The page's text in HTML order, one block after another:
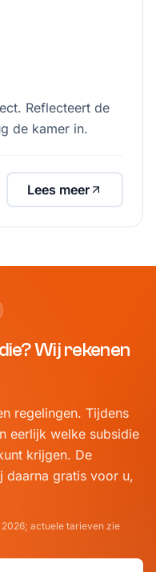
Reflecteert de
de kamer in.
Lees meer
Wij rekenen
regelingen. Tijdens
eerlijk welke subsidie
krijgen. De
daarna gratis voor u,
2026; actuele tarieven zie